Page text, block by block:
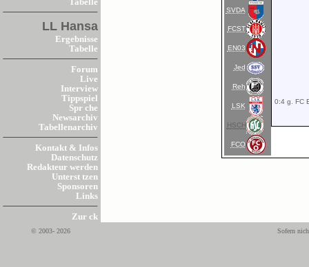
Tabelle
LL Hansa
Ergebnisse
Tabelle
Forum
Live
Interview
Tippspiel
Spr che
Newsarchiv
Tabellenarchiv
Kontakt & Infos
Datenschutz
Redakteur werden
Unterst tzen
Sponsoren
Links
Zur ck
SVDA
FCST
EN03
Jed
Reh
LSK
HSCH
FCO
0:4 g. FC
© 2003- 2026 Sofern